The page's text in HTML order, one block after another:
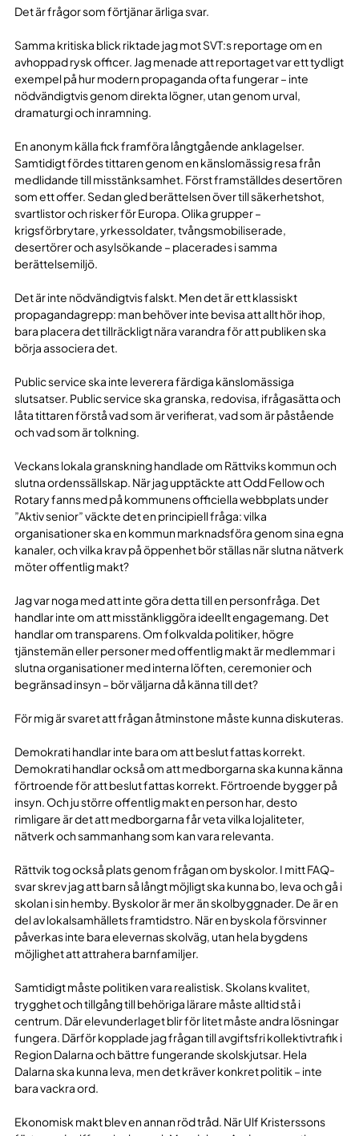
Det är frågor som förtjänar ärliga svar.
Samma kritiska blick riktade jag mot SVT:s reportage om en
avhoppad rysk officer. Jag menade att reportaget var ett tydligt
exempel på hur modern propaganda ofta fungerar – inte
nödvändigtvis genom direkta lögner, utan genom urval,
dramaturgi och inramning.
En anonym källa fick framföra långtgående anklagelser.
Samtidigt fördes tittaren genom en känslomässig resa från
medlidande till misstänksamhet. Först framställdes desertören
som ett offer. Sedan gled berättelsen över till säkerhetshot,
svartlistor och risker för Europa. Olika grupper –
krigsförbrytare, yrkessoldater, tvångsmobiliserade,
desertörer och asylsökande – placerades i samma
berättelsemiljö.
Det är inte nödvändigtvis falskt. Men det är ett klassiskt
propagandagrepp: man behöver inte bevisa att allt hör ihop,
bara placera det tillräckligt nära varandra för att publiken ska
börja associera det.
Public service ska inte leverera färdiga känslomässiga
slutsatser. Public service ska granska, redovisa, ifrågasätta och
låta tittaren förstå vad som är verifierat, vad som är påstående
och vad som är tolkning.
Veckans lokala granskning handlade om Rättviks kommun och
slutna ordenssällskap. När jag upptäckte att Odd Fellow och
Rotary fanns med på kommunens officiella webbplats under
”Aktiv senior” väckte det en principiell fråga: vilka
organisationer ska en kommun marknadsföra genom sina egna
kanaler, och vilka krav på öppenhet bör ställas när slutna nätverk
möter offentlig makt?
Jag var noga med att inte göra detta till en personfråga. Det
handlar inte om att misstänkliggöra ideellt engagemang. Det
handlar om transparens. Om folkvalda politiker, högre
tjänstemän eller personer med offentlig makt är medlemmar i
slutna organisationer med interna löften, ceremonier och
begränsad insyn – bör väljarna då känna till det?
För mig är svaret att frågan åtminstone måste kunna diskuteras.
Demokrati handlar inte bara om att beslut fattas korrekt.
Demokrati handlar också om att medborgarna ska kunna känna
förtroende för att beslut fattas korrekt. Förtroende bygger på
insyn. Och ju större offentlig makt en person har, desto
rimligare är det att medborgarna får veta vilka lojaliteter,
nätverk och sammanhang som kan vara relevanta.
Rättvik tog också plats genom frågan om byskolor. I mitt FAQ-
svar skrev jag att barn så långt möjligt ska kunna bo, leva och gå i
skolan i sin hemby. Byskolor är mer än skolbyggnader. De är en
del av lokalsamhällets framtidstro. När en byskola försvinner
påverkas inte bara elevernas skolväg, utan hela bygdens
möjlighet att attrahera barnfamiljer.
Samtidigt måste politiken vara realistisk. Skolans kvalitet,
trygghet och tillgång till behöriga lärare måste alltid stå i
centrum. Där elevunderlaget blir för litet måste andra lösningar
fungera. Därför kopplade jag frågan till avgiftsfri kollektivtrafik i
Region Dalarna och bättre fungerande skolskjutsar. Hela
Dalarna ska kunna leva, men det kräver konkret politik – inte
bara vackra ord.
Ekonomisk makt blev en annan röd tråd. När Ulf Kristerssons